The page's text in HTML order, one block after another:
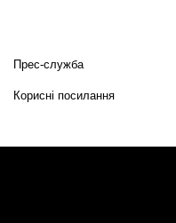
Прес-служба
Корисні посилання